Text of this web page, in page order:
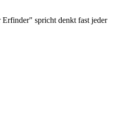
spricht denkt fast jeder